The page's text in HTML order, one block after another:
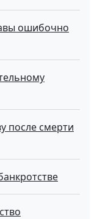
ошибочно
после смерти